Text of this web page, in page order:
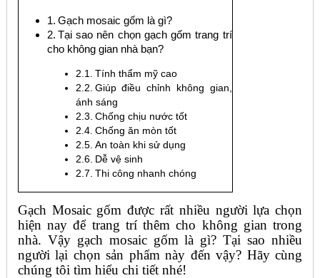
Gạch mosaic gốm là gì?
Tại sao nên chọn gạch gốm trang trí
cho không gian nhà bạn?
Tính thẩm mỹ cao
Giúp điều chỉnh không gian,
ánh sáng
Chống chịu nước tốt
Chống ăn mòn tốt
An toàn khi sử dụng
Dễ vệ sinh
Thi công nhanh chóng
Gạch Mosaic gốm được rất nhiều người lựa chọn
hiện nay để trang trí thêm cho không gian trong
nhà. Vậy gạch mosaic gốm là gì? Tại sao nhiều
người lại chọn sản phẩm này đến vậy? Hãy cùng
chúng tôi tìm hiểu chi tiết nhé!